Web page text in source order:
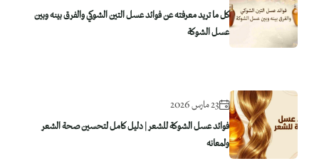
كل ما تريد معرفته عن فوائد عسل التين الشوكي والفرق بينه وبين
عسل الشوكة
23 مارس 2026
فوائد عسل الشوكة للشعر | دليل كامل لتحسين صحة الشعر
ولمعانه